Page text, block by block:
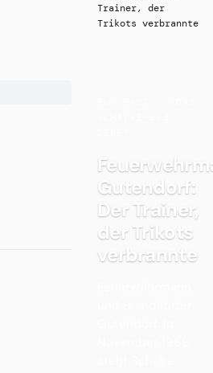
Trainer, der
Trikots verbrannte
Gutendorf:
Der Trainer,
der Trikots
verbrannte